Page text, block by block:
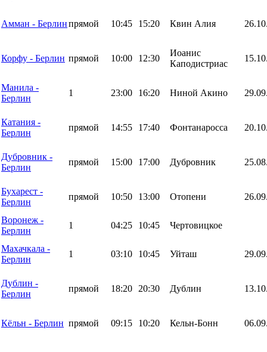
Амман - Берлинпрямой 10:45 15:20 Квин Алия
Корфу - Берлин прямой 10:00 12:30
Иоанис
Каподистриас
Манила -
Берлин
1 23:00 16:20 Ниной Акино
Катания -
Берлин
прямой 14:55 17:40 Фонтанаросса
Дубровник -
Берлин
прямой 15:00 17:00 Дубровник
Бухарест -
Берлин
прямой 10:50 13:00 Отопени
Воронеж -
Берлин
1 04:25 10:45 Чертовицкое
Махачкала -
Берлин
1 03:10 10:45 Уйташ
Дублин -
Берлин
прямой 18:20 20:30 Дублин
Кёльн - Берлин прямой 09:15 10:20 Кельн-Бонн